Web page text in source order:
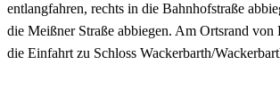
entlangfahren, rechts in die Bahnhofstraße
die Meißner Straße abbiegen. Am Ortsrand von
die Einfahrt zu Schloss Wackerbarth/